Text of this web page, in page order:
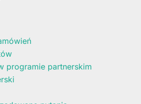
programie partnerskim